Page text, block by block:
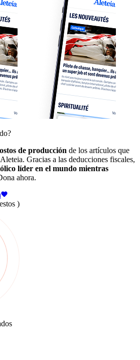
de producción de los artículos que
Gracias a las deducciones fiscales,
líder en el mundo mientras
ahora.
)